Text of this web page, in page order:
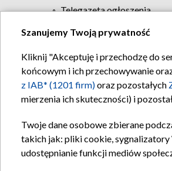
Telegazeta ogłoszenia
Szanujemy Twoją prywatność
Kliknij "Akceptuję i przechodzę do
końcowym i ich przechowywanie
z IAB* (1201 firm)oraz pozostałych
mierzenia ich skuteczności) i
Twoje dane osobowe zbierane
takich jak: pliki cookie, sygnalizatory
udostępnianie funkcji mediów